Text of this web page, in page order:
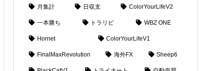
月集計 日収支 ColorYourLifeV2
一本勝ち トラリピ WBZ ONE
Hornet ColorYourLifeV1
FinalMaxRevolution 海外FX Sheep6